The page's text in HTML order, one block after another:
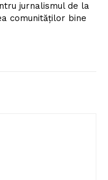
jurnalismul de la
comunităților bine